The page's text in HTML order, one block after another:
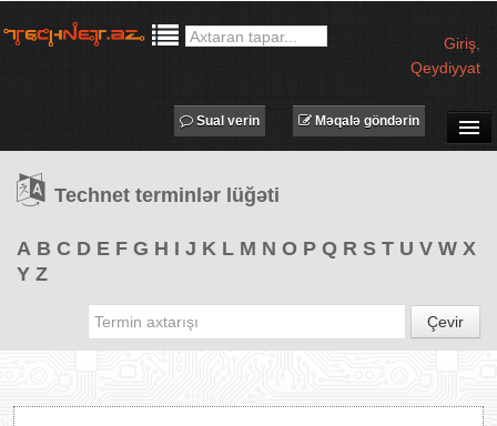
Giriş
Qeydiyyat
TƏDBİRLƏR
PROQRAMLAR
Məqalə göndərin
Sual verin
Technet terminlər lüğəti
A B C D E F G H I J K L M N O P Q R S T U V W X
Y Z
Çevir